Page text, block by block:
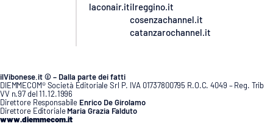
laconair.itilreggino.it
cosenzachannel.it
catanzarochannel.it
ilVibonese.it © – Dalla parte dei fatti
DIEMMECOM® Società Editoriale Srl P. IVA 01737800795 R.O.C. 4049 – Reg. Trib
VV n.97 del 11.12.1996
Direttore Responsabile Enrico De Girolamo
Direttore Editoriale Maria Grazia Falduto
www.diemmecom.it